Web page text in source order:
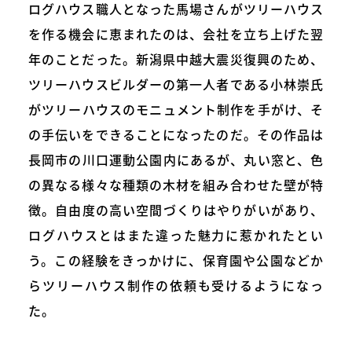
ログハウス職人となった馬場さんがツリーハウス
を作る機会に恵まれたのは、会社を立ち上げた翌
年のことだった。新潟県中越大震災復興のため、
ツリーハウスビルダーの第一人者である小林崇氏
がツリーハウスのモニュメント制作を手がけ、そ
の手伝いをできることになったのだ。その作品は
長岡市の川口運動公園内にあるが、丸い窓と、色
の異なる様々な種類の木材を組み合わせた壁が特
徴。自由度の高い空間づくりはやりがいがあり、
ログハウスとはまた違った魅力に惹かれたとい
う。この経験をきっかけに、保育園や公園などか
らツリーハウス制作の依頼も受けるようになっ
た。